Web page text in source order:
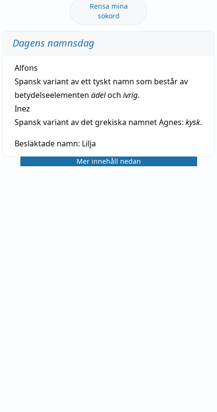
Rensa mina
sökord
Dagens namnsdag
Alfons
Spansk variant av ett tyskt namn som består av
betydelseelementen ädeloch ivrig.
Inez
Spansk variant av det grekiska namnet Agnes: kysk.
Besläktade namn: Lilja
Mer innehåll nedan